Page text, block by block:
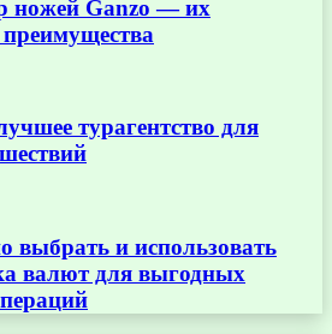
ножей Ganzo — их
преимущества
турагентство для
выбрать и использовать
валют для выгодных